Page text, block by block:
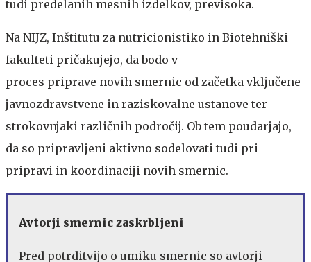
tudi predelanih mesnih izdelkov, previsoka.
Na NIJZ, Inštitutu za nutricionistiko in Biotehniški
fakulteti pričakujejo, da bodo v
proces priprave novih smernic od začetka vključene
javnozdravstvene in raziskovalne ustanove ter
strokovnjaki različnih področij. Ob tem poudarjajo,
da so pripravljeni aktivno sodelovati tudi pri
pripravi in koordinaciji novih smernic.
Avtorji smernic zaskrbljeni
Pred potrditvijo o umiku smernic so avtorji